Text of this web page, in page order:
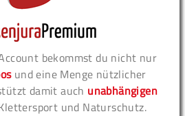
bekommst du nicht nur
und eine Menge nützlicher
damit auch unabhängigen
und Naturschutz.